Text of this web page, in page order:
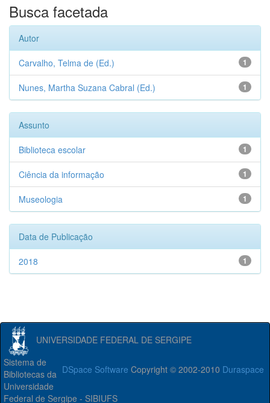
Busca facetada
Autor
1
Carvalho, Telma de (Ed.)
1
Nunes, Martha Suzana Cabral (Ed.)
Assunto
1
Biblioteca escolar
1
Ciência da informação
1
Museologia
Data de Publicação
1
2018
UNIVERSIDADE FEDERAL DE SERGIPE
DSpace Software Copyright © 2002-2010 Duraspace
Sistema de
Bibliotecas da
Universidade
Federal de Sergipe - SIBIUFS